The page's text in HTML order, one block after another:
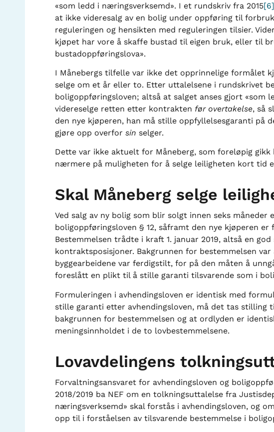
«som ledd i næringsverksemd». I et rundskriv fra 2015[6]
at ikke videresalg av en bolig under oppføring til
reguleringen og hensikten med reguleringen tilsier.
kjøpet har vore å skaffe bustad til eigen bruk, eller til
bustad­oppføringslova».
I Månebergs tilfelle var ikke det opprinnelige formålet
selge om et år eller to. Etter uttalelsene i rundskrivet
boligoppføringsloven; altså at salget anses gjort «som
videreselge retten etter kontrakten før overtakelse, så
den nye kjøperen, han må stille oppfyllelsesgaranti på
gjøre opp overfor sin selger.
Dette var ikke aktuelt for Måneberg, som foreløpig
nærmere på muligheten for å selge leiligheten kort tid
Skal Måneberg selge
Ved salg av ny bolig som blir solgt innen seks
boligoppføringsloven § 12, såframt den nye kjøperen
Bestemmelsen trådte i kraft 1. januar 2019, altså en
kontraktsposisjoner. Bakgrunnen for bestemmelsen
byggearbeidene var ferdigstilt, for på den måten å
foreslått en plikt til å stille garanti tilsvarende som i
Formuleringen i avhendingsloven er identisk med
stille garanti etter avhendingsloven, må det tas stilling
bakgrunnen for bestemmelsen og at ordlyden er
meningsinnholdet i de to lovbestemmelsene.
Lovavdelingens
Forvaltningsansvaret for avhendingsloven og
2018/2019 ba NEF om en tolkningsuttalelse fra
næringsverksemd» skal forstås i avhendingsloven, og
opp til i forståelsen av tilsvarende bestemmelse i